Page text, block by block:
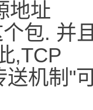
地址
包. 并
,TCP
送机制"